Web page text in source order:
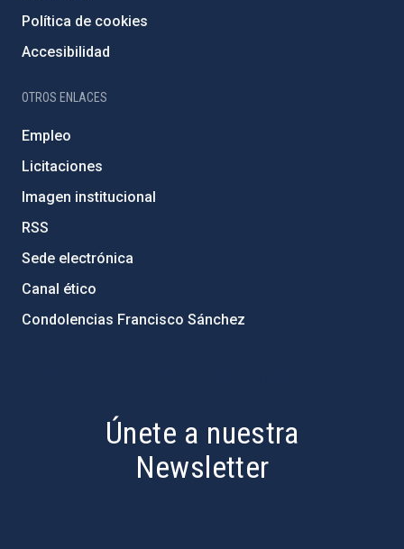
Política de cookies
Accesibilidad
OTROS ENLACES
Empleo
Licitaciones
Imagen institucional
RSS
Sede electrónica
Canal ético
Condolencias Francisco Sánchez
Únete a nuestra
Newsletter